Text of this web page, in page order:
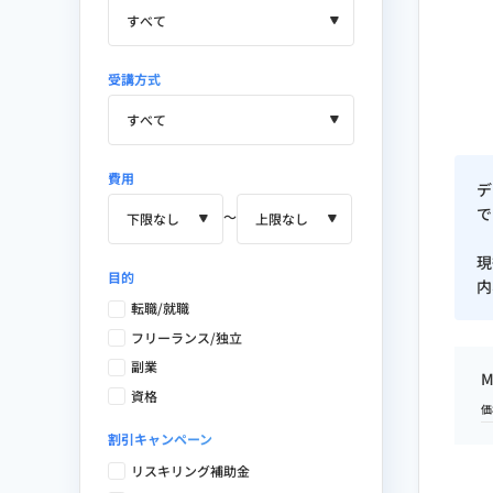
受講方式
費用
〜
目的
転職/就職
フリーランス/独立
副業
資格
割引キャンペーン
リスキリング補助金